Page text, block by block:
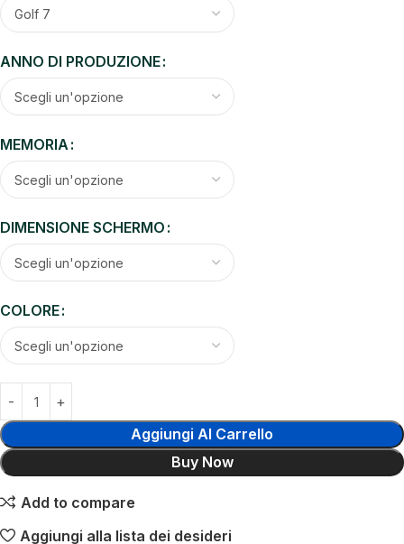
ANNO DI PRODUZIONE
MEMORIA
DIMENSIONE SCHERMO
COLORE
Aggiungi Al Carrello
Buy Now
Add to compare
Aggiungi alla lista dei desideri